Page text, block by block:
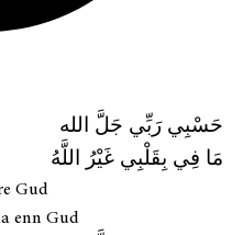
حَسْبِي رَبِّي جَلَّ الله
مَا فِي بِقَلْبِي غَيْرُ اللَّهُ
Gud
enn Gud